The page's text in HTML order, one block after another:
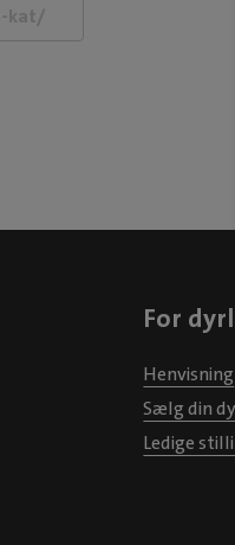
For
Henvisning
Sælg din
Ledige